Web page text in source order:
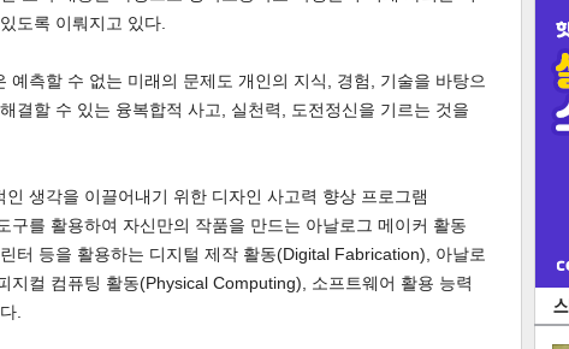
도록 이뤄지고 있다.
예측할 수 없는 미래의 문제도 개인의 지식, 경험, 기술을 바탕으
결할 수 있는 융복합적 사고, 실천력, 도전정신을 기르는 것을
생각을 이끌어내기 위한 디자인 사고력 향상 프로그램
구를 활용하여 자신만의 작품을 만드는 아날로그 메이커 활동
터 등을 활용하는 디지털 제작 활동(Digital Fabrication), 아날로
지컬 컴퓨팅 활동(Physical Computing), 소프트웨어 활용 능력
.